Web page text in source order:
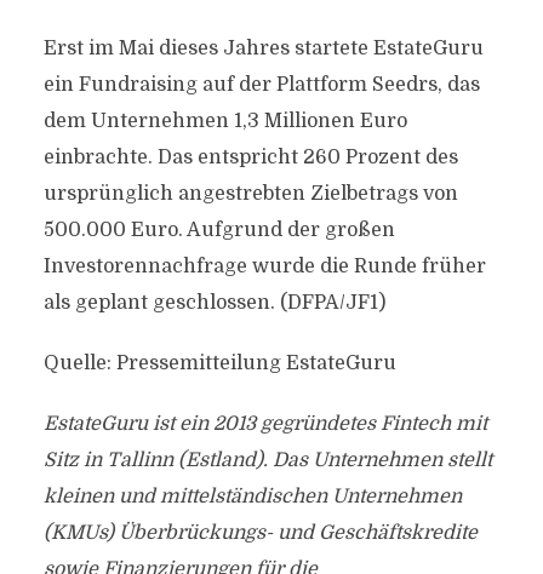
Erst im Mai dieses Jahres startete EstateGuru
ein Fundraising auf der Plattform Seedrs, das
dem Unternehmen 1,3 Millionen Euro
einbrachte. Das entspricht 260 Prozent des
ursprünglich angestrebten Zielbetrags von
500.000 Euro. Aufgrund der großen
Investorennachfrage wurde die Runde früher
als geplant geschlossen. (DFPA/JF1)
Quelle: Pressemitteilung EstateGuru
EstateGuru ist ein 2013 gegründetes Fintech mit
Sitz in Tallinn (Estland). Das Unternehmen stellt
kleinen und mittelständischen Unternehmen
(KMUs) Überbrückungs- und Geschäftskredite
sowie Finanzierungen für die